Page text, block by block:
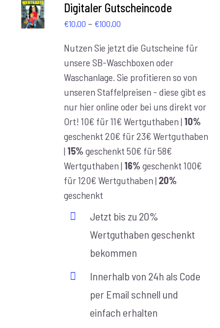
WÄHLEN
/
Digitaler Gutscheincode
€10,00 – €100,00
bis
€100,00
Nutzen Sie jetzt die Gutscheine für
unsere SB-Waschboxen oder
Waschanlage. Sie profitieren so von
unseren Staffelpreisen - diese gibt es
nur hier online oder bei uns direkt vor
Ort! 10€ für 11€ Wertguthaben | 10%
geschenkt 20€ für 23€ Wertguthaben
| 15% geschenkt 50€ für 58€
Wertguthaben | 16% geschenkt 100€
für 120€ Wertguthaben | 20%
geschenkt
Jetzt bis zu 20%
Wertguthaben geschenkt
bekommen
Innerhalb von 24h als Code
per Email schnell und
einfach erhalten